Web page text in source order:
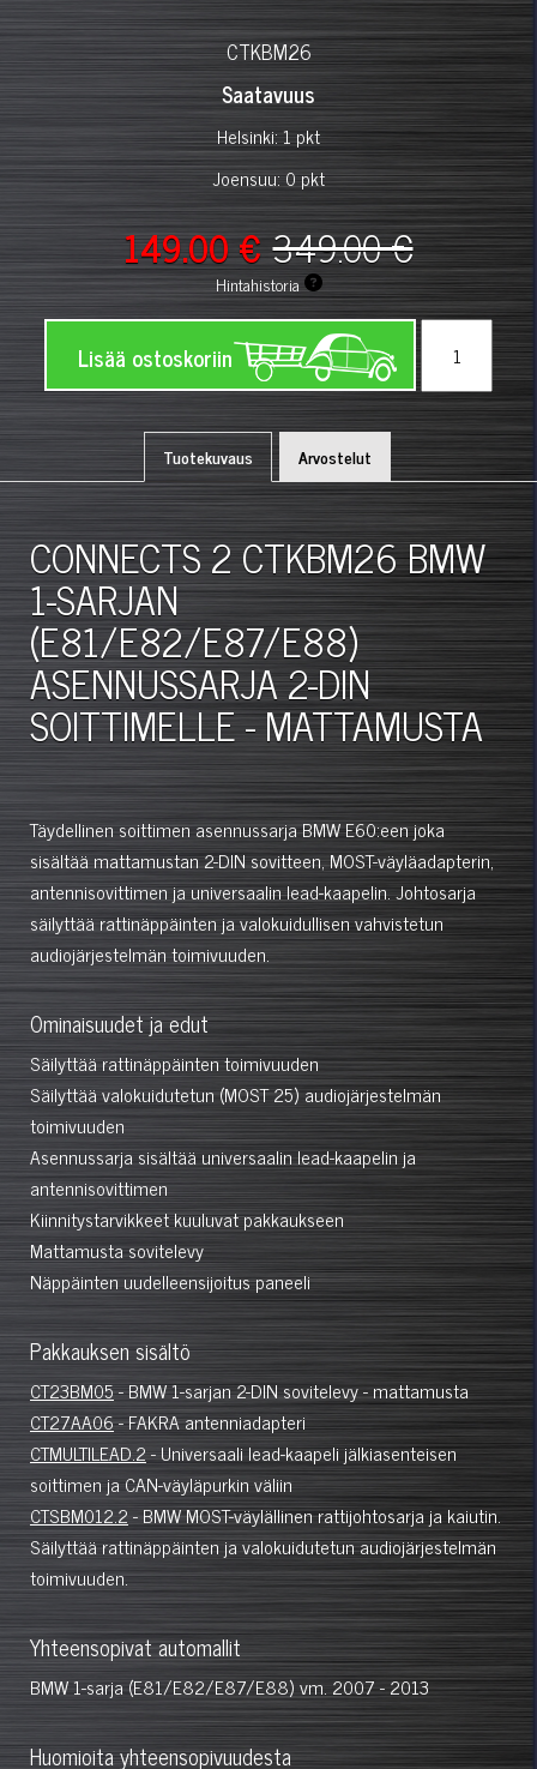
CTKBM26
Saatavuus
Helsinki: 1 pkt
Joensuu: 0 pkt
149.00 €349.00 €
Hintahistoria
Lisää ostoskoriin
Tuotekuvaus Arvostelut
CONNECTS 2 CTKBM26 BMW
1-SARJAN
(E81/E82/E87/E88)
ASENNUSSARJA 2-DIN
SOITTIMELLE - MATTAMUSTA
Täydellinen soittimen asennussarja BMW E60:een joka
sisältää mattamustan 2-DIN sovitteen, MOST-väyläadapterin,
antennisovittimen ja universaalin lead-kaapelin. Johtosarja
säilyttää rattinäppäinten ja valokuidullisen vahvistetun
audiojärjestelmän toimivuuden.
Ominaisuudet ja edut
Säilyttää rattinäppäinten toimivuuden
Säilyttää valokuidutetun (MOST 25) audiojärjestelmän
toimivuuden
Asennussarja sisältää universaalin lead-kaapelin ja
antennisovittimen
Kiinnitystarvikkeet kuuluvat pakkaukseen
Mattamusta sovitelevy
Näppäinten uudelleensijoitus paneeli
Pakkauksen sisältö
CT23BM05- BMW 1-sarjan 2-DIN sovitelevy - mattamusta
CT27AA06- FAKRA antenniadapteri
CTMULTILEAD.2- Universaali lead-kaapeli jälkiasenteisen
soittimen ja CAN-väyläpurkin väliin
CTSBM012.2- BMW MOST-väylällinen rattijohtosarja ja kaiutin.
Säilyttää rattinäppäinten ja valokuidutetun audiojärjestelmän
toimivuuden.
Yhteensopivat automallit
BMW 1-sarja (E81/E82/E87/E88) vm. 2007 - 2013
Huomioita yhteensopivuudesta